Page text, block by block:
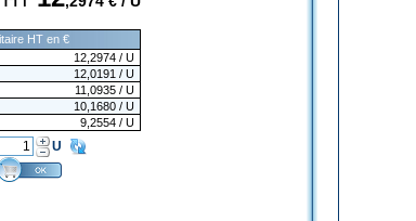
HT en €
12,2974 / U
12,0191 / U
11,0935 / U
10,1680 / U
9,2554 / U
U